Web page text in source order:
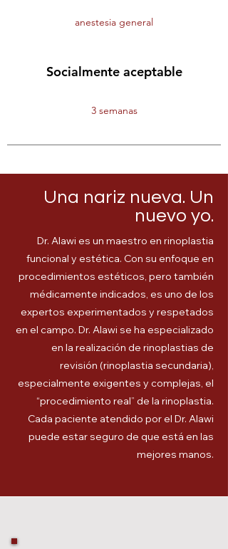
anestesia general
Socialmente aceptable
3 semanas
Una nariz nueva. Un
nuevo yo.
Dr. Alawi es un maestro en rinoplastia
funcional y estética. Con su enfoque en
procedimientos estéticos, pero también
médicamente indicados, es uno de los
expertos experimentados y respetados
en el campo. Dr. Alawi se ha especializado
en la realización de rinoplastias de
revisión (rinoplastia secundaria),
especialmente exigentes y complejas, el
“procedimiento real” de la rinoplastia.
Cada paciente atendido por el Dr. Alawi
puede estar seguro de que está en las
mejores manos.